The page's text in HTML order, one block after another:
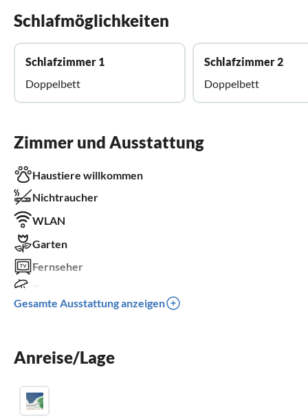
Schlafmöglichkeiten
Schlafzimmer 1
Doppelbett
Schlafzimmer 2
Doppelbett
Zimmer und Ausstattung
Haustiere willkommen
Nichtraucher
WLAN
Garten
Fernseher
Spülmaschine
Parkplatz
Gesamte Ausstattung anzeigen
Anreise/Lage